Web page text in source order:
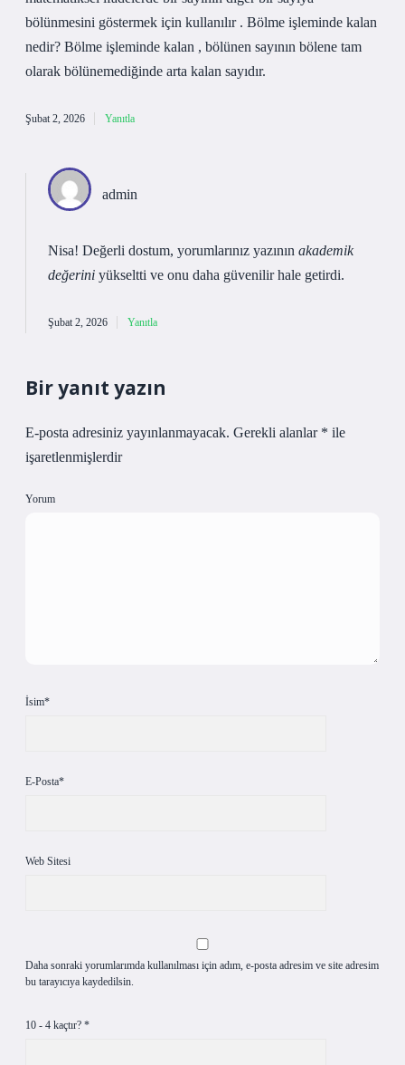
bölünmesini göstermek için kullanılır . Bölme işleminde kalan
nedir? Bölme işleminde kalan , bölünen sayının bölene tam
olarak bölünemediğinde arta kalan sayıdır.
Şubat 2, 2026 Yanıtla
admin
Nisa! Değerli dostum, yorumlarınız yazının akademik
değerini yükseltti ve onu daha güvenilirhale getirdi.
Şubat 2, 2026 Yanıtla
Bir yanıt yazın
E-posta adresiniz yayınlanmayacak. Gerekli alanlar * ile
işaretlenmişlerdir
Yorum
İsim*
E-Posta*
Web Sitesi
Daha sonraki yorumlarımda kullanılması için adım, e-posta adresim ve site adresim
bu tarayıcıya kaydedilsin.
10 - 4 kaçtır? *